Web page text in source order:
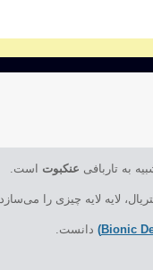
به تاربافی عنکبوت است.
لایه لایه چیزی را می‌سازد.
دانست.